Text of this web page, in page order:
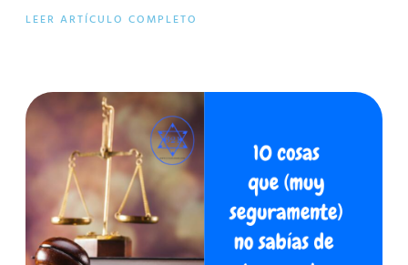
LEER ARTÍCULO COMPLETO